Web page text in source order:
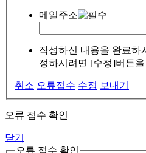
메일주소
작성하신 내용을 완료하
정하시려면 [수정]버튼
취소 오류접수 수정 보내기
오류 접수 확인
닫기
오류 접수 확인